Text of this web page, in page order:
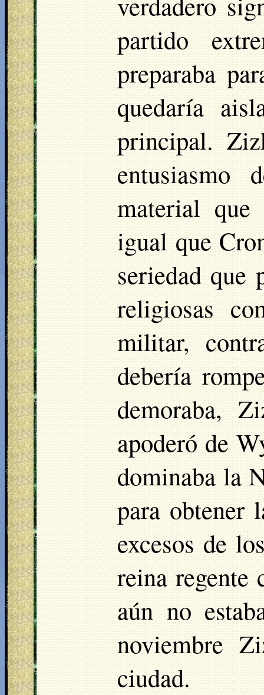
partido
preparaba
quedaría
principal.
entusiasmo
material
igual que
seriedad que
religiosas
militar,
debería
demoraba,
apoderó de
dominaba la
para obtener
excesos de
reina regente
aún no
noviembre
ciudad.